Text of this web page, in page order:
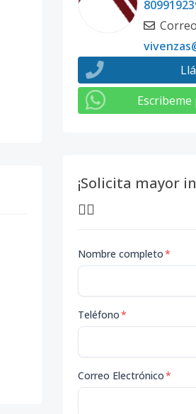
¡Solicita mayor
👇🏽
Nombre completo*
Teléfono*
Correo Electrónico*